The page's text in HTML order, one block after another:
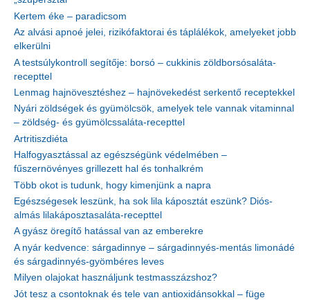
Kertem éke – paradicsom
Az alvási apnoé jelei, rizikófaktorai és táplálékok, amelyeket jobb
elkerülni
A testsúlykontroll segítője: borsó – cukkinis zöldborsósaláta-
recepttel
Lenmag hajnövesztéshez – hajnövekedést serkentő receptekkel
Nyári zöldségek és gyümölcsök, amelyek tele vannak vitaminnal
– zöldség- és gyümölcssaláta-recepttel
Artritiszdiéta
Halfogyasztással az egészségünk védelmében –
fűszernövényes grillezett hal és tonhalkrém
Több okot is tudunk, hogy kimenjünk a napra
Egészségesek leszünk, ha sok lila káposztát eszünk? Diós-
almás lilakáposztasaláta-recepttel
A gyász öregítő hatással van az emberekre
A nyár kedvence: sárgadinnye – sárgadinnyés-mentás limonádé
és sárgadinnyés-gyömbéres leves
Milyen olajokat használjunk testmasszázshoz?
Jót tesz a csontoknak és tele van antioxidánsokkal – füge